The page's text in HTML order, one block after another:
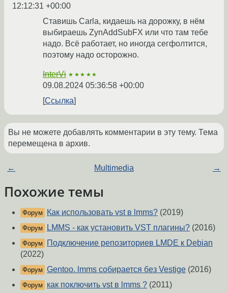
12:12:31 +00:00
Ставишь Carla, кидаешь на дорожку, в нём
выбираешь ZynAddSubFX или что там тебе
надо. Всё работает, но иногда сегфолтится,
поэтому надо осторожно.
InterVi ★★★★★
09.08.2024 05:36:58 +00:00
Ссылка
Вы не можете добавлять комментарии в эту тему. Тема
перемещена в архив.
← Multimedia →
Похожие темы
Форум Как использовать vst в lmms? (2019)
Форум LMMS - как установить VST плагины? (2016)
Форум
Подключение репозиториев LMDE к Debian
(2022)
Форум Gentoo. lmms собирается без Vestige (2016)
Форум как поключить vst в lmms ? (2011)